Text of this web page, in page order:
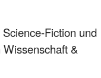
Fiction und
&